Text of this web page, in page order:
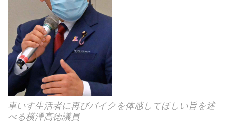
車いす生活者に再びバイクを体感してほしい旨を述
べる横澤高徳議員